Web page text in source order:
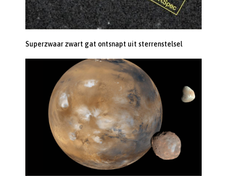
Superzwaar zwart gat ontsnapt uit sterrenstelsel